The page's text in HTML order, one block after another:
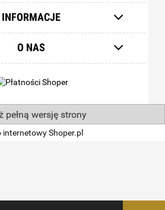
INFORMACJE
O NAS
pełną wersję strony
internetowy Shoper.pl